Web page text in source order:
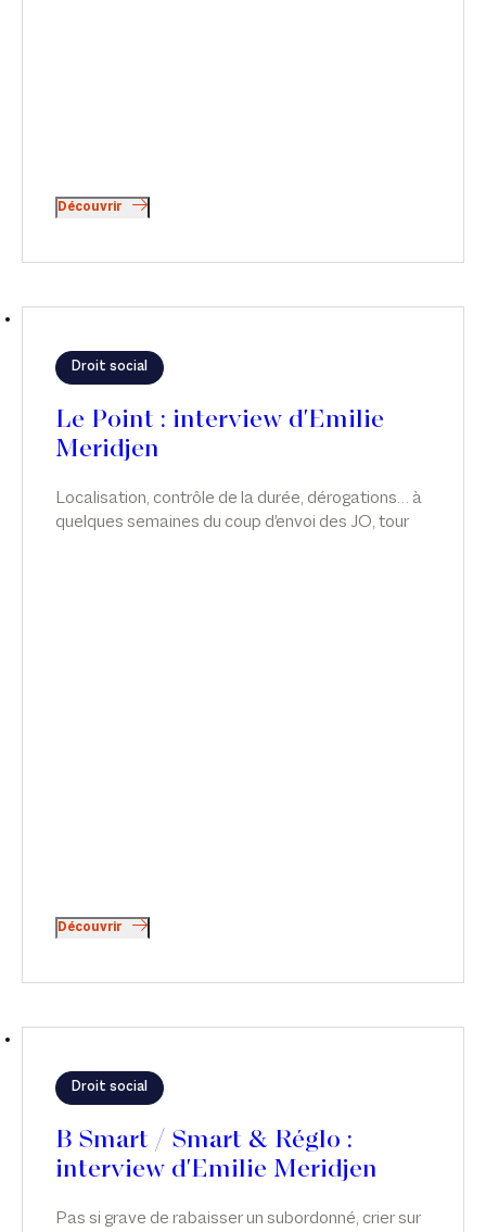
Découvrir
Droit social
Localisation, contrôle de la durée, dérogations… à
quelques semaines du coup d'envoi des JO, tour
Le Point : interview d'Emilie
Meridjen
Découvrir
Droit social
Pas si grave de rabaisser un subordonné, crier sur
B Smart / Smart & Réglo :
interview d'Emilie Meridjen